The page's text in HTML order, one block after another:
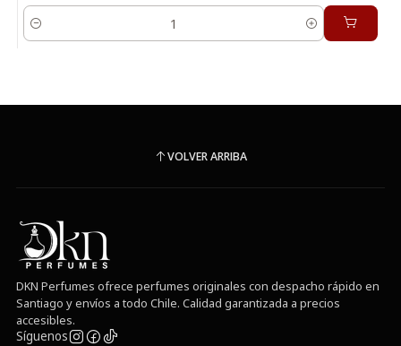
Cantidad
VOLVER ARRIBA
DKN Perfumes ofrece perfumes originales con despacho rápido en
Santiago y envíos a todo Chile. Calidad garantizada a precios
accesibles.
Síguenos